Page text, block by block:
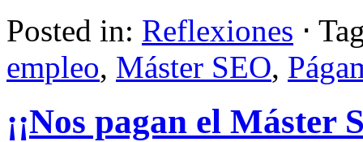
Posted in: Reflexiones ⋅
empleo, Máster SEO,
¡¡Nos pagan el Máster